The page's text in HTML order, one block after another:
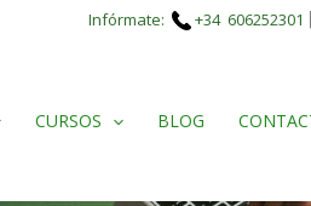
Infórmate: +34 606252301
CURSOS BLOG